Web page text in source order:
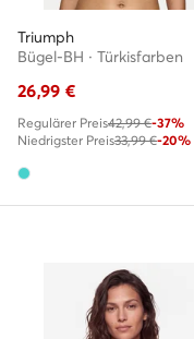
Triumph
Bügel-BH · Türkisfarben
26,99 €
Regulärer Preis42,99 €-37%
Niedrigster Preis33,99 €-20%